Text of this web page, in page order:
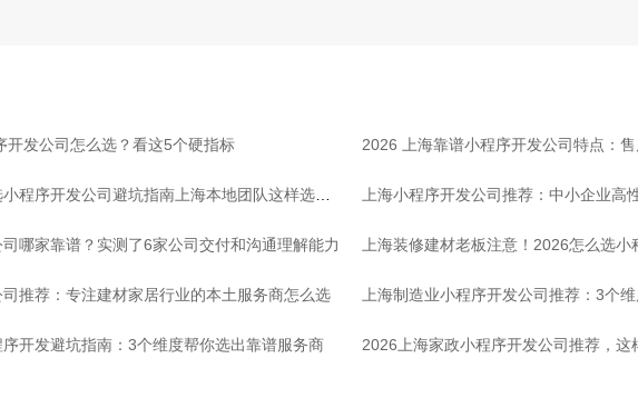
开发公司怎么选？看这5个硬指标 2026 上海靠谱小程序开发公司特点：
程序开发公司避坑指南上海本地团队这样选放 上海小程序开发公司推荐：中小企业高
司哪家靠谱？实测了6家公司交付和沟通理解能力 上海装修建材老板注意！2026怎么选小
司推荐：专注建材家居行业的本土服务商怎么选 上海制造业小程序开发公司推荐：3个
序开发避坑指南：3个维度帮你选出靠谱服务商 2026上海家政小程序开发公司推荐，这